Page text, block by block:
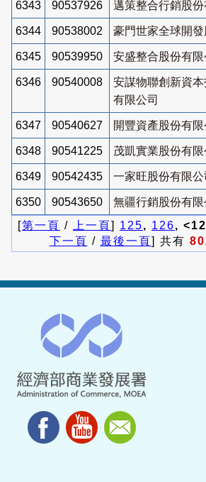
6343 90537926 邁策整合行銷股份
6344 90538002 豪門世家全球開發
6345 90539950 安盛整合股份有限
6346 90540008
安謀物聯創新資
有限公司
6347 90540627 開豐資產股份有限
6348 90541225 茂凱實業股份有限
6349 90542435 一家旺股份有限公
6350 90543650
無疆行銷股份有限
[第一頁 / 上一頁] 125, 126,
下一頁 / 最後一頁] 共有